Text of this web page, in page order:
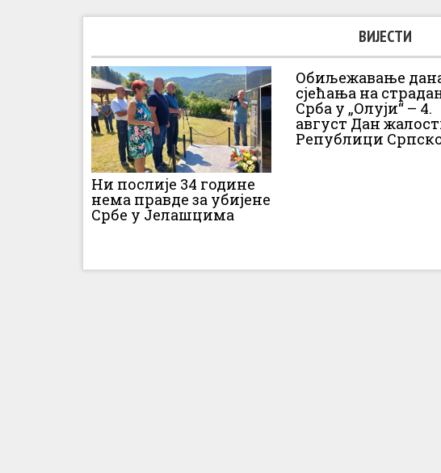
ВИЈЕСТИ
Ни послије 34 године
нема правде за убијене
Србе у Јелашцима
Обиљежавање
сјећања на
Срба у „Олуји“ – 4.
август Дан
Републици